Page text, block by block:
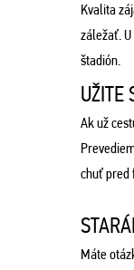
Kvalita
záležať.
štadión.
UŽITE
Ak už
chuť pred
Máte